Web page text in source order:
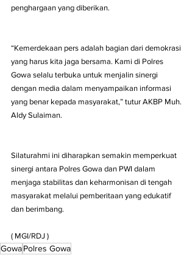
penghargaan yang diberikan.
“Kemerdekaan pers adalah bagian dari demokrasi
yang harus kita jaga bersama. Kami di Polres
Gowa selalu terbuka untuk menjalin sinergi
dengan media dalam menyampaikan informasi
yang benar kepada masyarakat,” tutur AKBP Muh.
Aldy Sulaiman.
Silaturahmi ini diharapkan semakin memperkuat
sinergi antara Polres Gowa dan PWI dalam
menjaga stabilitas dan keharmonisan di tengah
masyarakat melalui pemberitaan yang edukatif
dan berimbang.
( MGI/RDJ )
GowaPolres Gowa